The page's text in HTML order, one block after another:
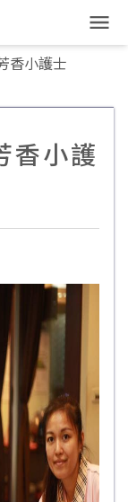
香小護士
香小護